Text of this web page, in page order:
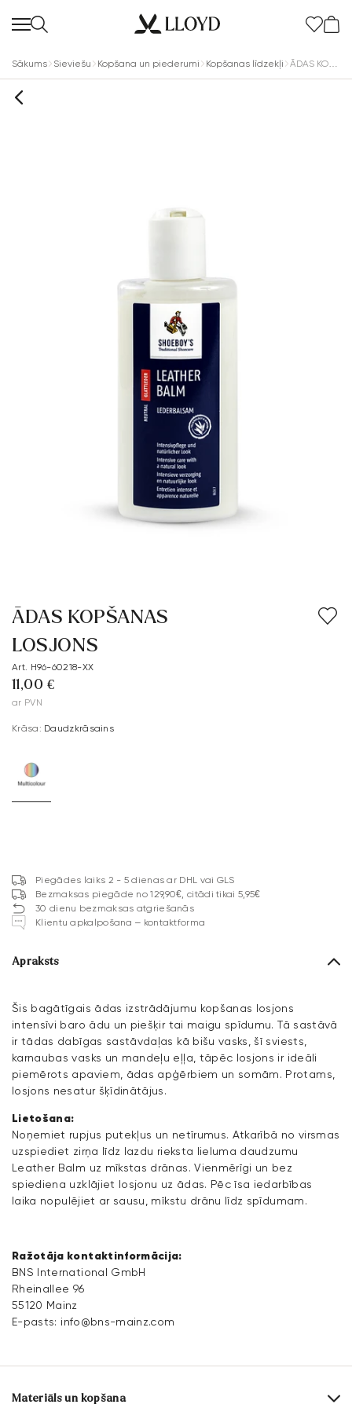
Sākums Sieviešu Kopšana un piederumi Kopšanas līdzekļi ĀDAS KOPŠANAS LOSJONS
ĀDAS KOPŠANAS
LOSJONS
Art. H96-60218-XX
11,00 €
ar PVN
Krāsa: Daudzkrāsains
Piegādes laiks 2 - 5 dienas ar DHL vai GLS
Bezmaksas piegāde no 129,90€, citādi tikai 5,95€
30 dienu bezmaksas atgriešanās
Klientu apkalpošana – kontaktforma
Apraksts
Šis bagātīgais ādas izstrādājumu kopšanas losjons
intensīvi baro ādu un piešķir tai maigu spīdumu. Tā sastāvā
ir tādas dabīgas sastāvdaļas kā bišu vasks, šī sviests,
karnaubas vasks un mandeļu eļļa, tāpēc losjons ir ideāli
piemērots apaviem, ādas apģērbiem un somām. Protams,
losjons nesatur šķīdinātājus.
Lietošana:
Noņemiet rupjus putekļus un netīrumus. Atkarībā no virsmas
uzspiediet zirņa līdz lazdu rieksta lieluma daudzumu
Leather Balm uz mīkstas drānas. Vienmērīgi un bez
spiediena uzklājiet losjonu uz ādas. Pēc īsa iedarbības
laika nopulējiet ar sausu, mīkstu drānu līdz spīdumam.
Ražotāja kontaktinformācija:
BNS International GmbH
Rheinallee 96
55120 Mainz
E-pasts: info@bns-mainz.com
Materiāls un kopšana